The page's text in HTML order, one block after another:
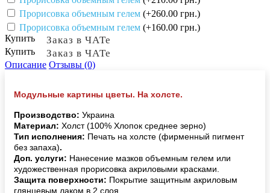
Прорисовка объемным гелем (+260.00 грн.)
Прорисовка объемным гелем (+160.00 грн.)
Купить
Заказ в ЧАТе
Купить Заказ в ЧАТе
Описание Отзывы (0)
Модульные картины цветы. На холсте.
Производство: Украина
Материал: Холст (100% Хлопок среднее зерно)
Тип исполнения: Печать на холсте (фирменный пигмент
без запаха).
Доп. услуги: Нанесение мазков объемным гелем или
художественная прорисовка акриловыми красками.
Защита поверхности: Покрытие защитным акриловым
глянцевым лаком в 2 слоя.